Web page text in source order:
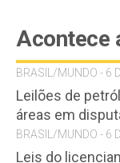
Acontece
BRASIL/MUNDO - 6
Leilões de
áreas em
BRASIL/MUNDO - 6
Leis do